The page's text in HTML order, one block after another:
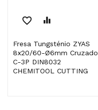
favorite_border equalizer
Fresa Tungsténio ZYAS
8x20/60-Ø6mm Cruzado
C-3P DIN8032
CHEMITOOL CUTTING